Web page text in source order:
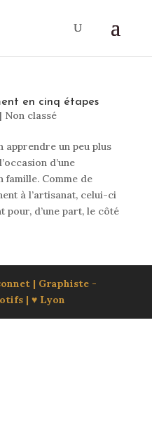
en cinq étapes
| Non classé
apprendre un peu plus
d’une
famille. Comme de
à l’artisanat, celui-ci
pour, d’une part, le côté
| Graphiste -
| ♥ Lyon